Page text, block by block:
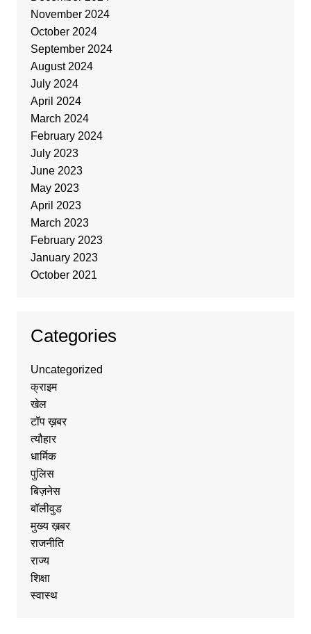
November 2024
October 2024
September 2024
August 2024
July 2024
April 2024
March 2024
February 2024
July 2023
June 2023
May 2023
April 2023
March 2023
February 2023
January 2023
October 2021
Categories
Uncategorized
क्राइम
खेल
टॉप ख़बर
त्यौहार
धार्मिक
पुलिस
बिज़नेस
बॉलीवुड
मुख्य ख़बर
राजनीति
राज्य
शिक्षा
स्वास्थ